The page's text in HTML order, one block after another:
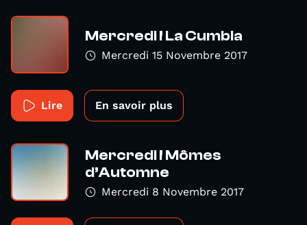
Mercredi ! La Cumbia
Mercredi 15 Novembre 2017
Lire En savoir plus
Mercredi ! Mômes
d’Automne
Mercredi 8 Novembre 2017